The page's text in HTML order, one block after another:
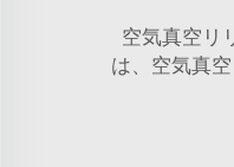
空気真空リ
は、空気真